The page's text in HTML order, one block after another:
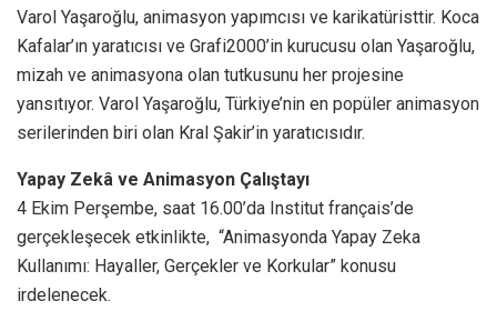
Varol Yaşaroğlu, animasyon yapımcısı ve karikatüristtir. Koca
Kafalar’ın yaratıcısı ve Grafi2000’in kurucusu olan Yaşaroğlu,
mizah ve animasyona olan tutkusunu her projesine
yansıtıyor. Varol Yaşaroğlu, Türkiye’nin en popüler animasyon
serilerinden biri olan Kral Şakir’in yaratıcısıdır.
Yapay Zekâ ve Animasyon Çalıştayı
4 Ekim Perşembe, saat 16.00’da Institut français’de
gerçekleşecek etkinlikte, “Animasyonda Yapay Zeka
Kullanımı: Hayaller, Gerçekler ve Korkular” konusu
irdelenecek.